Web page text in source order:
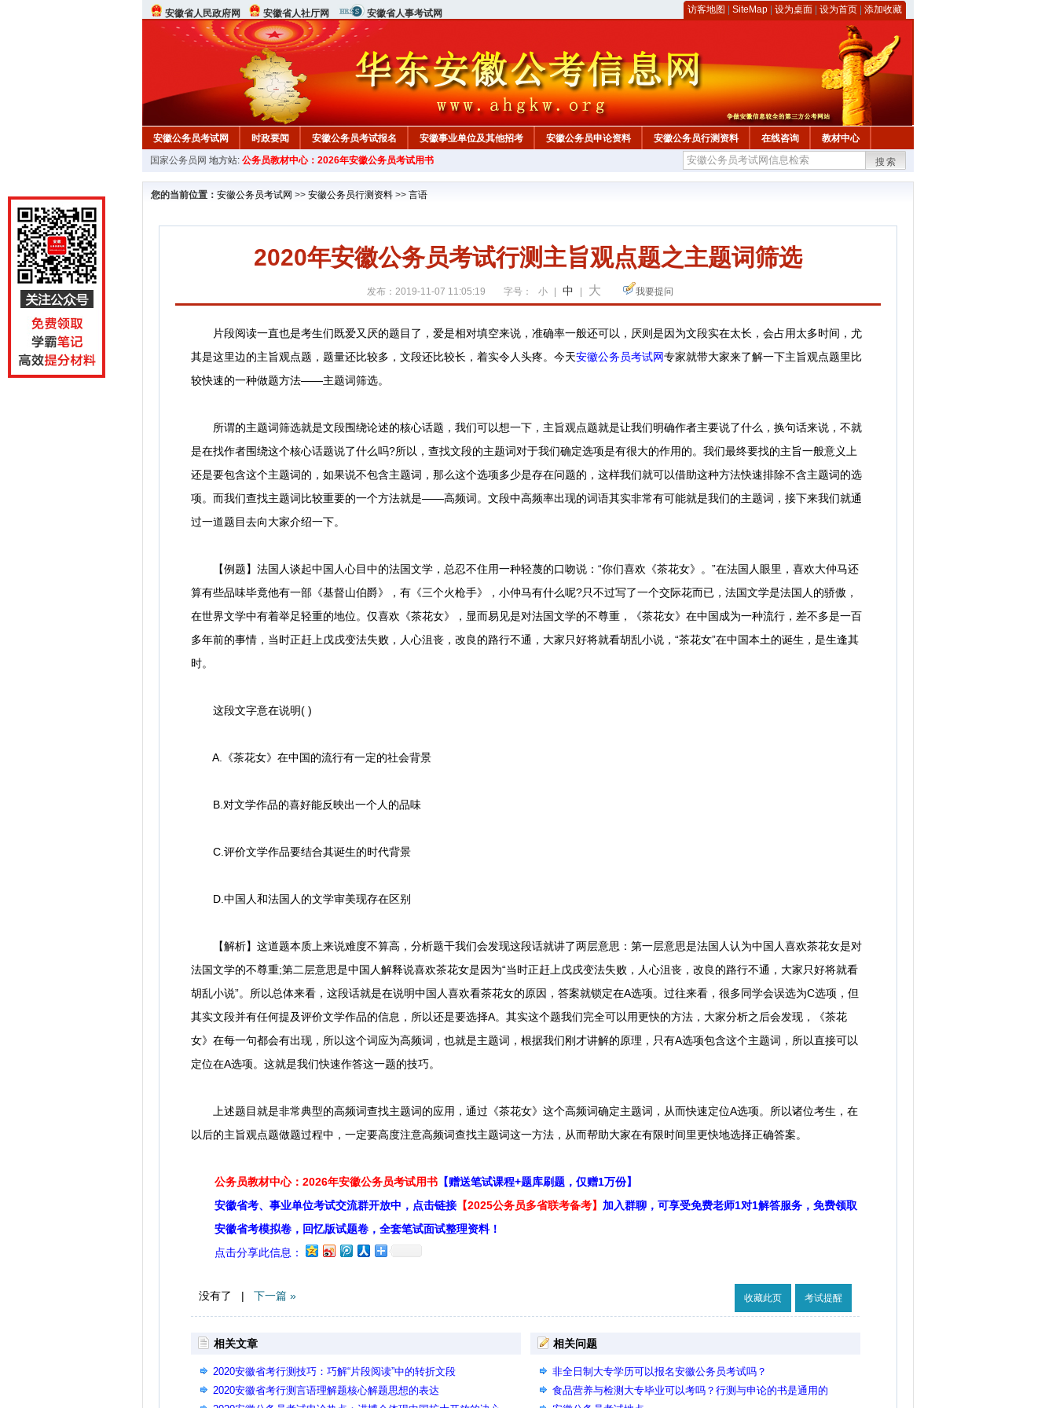
安徽省人民政府网 安徽省人社厅网 安徽省人事考试网 访客地图 SiteMap 设为桌面 设为首页 添加收藏
安徽公务员考试网 时政要闻 安徽公务员考试报名 安徽事业单位及其他招考 安徽公务员申论资料 安徽公务员行测资料 在线咨询
教材中心
国家公务员网 地方站: 公务员教材中心：2026年安徽公务员考试用书 搜索
您的当前位置： 安徽公务员考试网 >> 安徽公务员行测资料 >> 言语
2020年安徽公务员考试行测主旨观点题之主题词筛选
发布：2019-11-07 11:05:19 字号： 小 中 大 我要提问
片段阅读一直也是考生们既爱又厌的题目了，爱是相对填空来说，准确率一般还可以，厌则是因为文段实在太长，会占用太多时间，尤
其是这里边的主旨观点题，题量还比较多，文段还比较长，着实令人头疼。今天安徽公务员考试网专家就带大家来了解一下主旨观点题里比
较快速的一种做题方法——主题词筛选。
所谓的主题词筛选就是文段围绕论述的核心话题，我们可以想一下，主旨观点题就是让我们明确作者主要说了什么，换句话来说，不就
是在找作者围绕这个核心话题说了什么吗?所以，查找文段的主题词对于我们确定选项是有很大的作用的。我们最终要找的主旨一般意义上
还是要包含这个主题词的，如果说不包含主题词，那么这个选项多少是存在问题的，这样我们就可以借助这种方法快速排除不含主题词的选
项。而我们查找主题词比较重要的一个方法就是——高频词。文段中高频率出现的词语其实非常有可能就是我们的主题词，接下来我们就通
过一道题目去向大家介绍一下。
【例题】法国人谈起中国人心目中的法国文学，总忍不住用一种轻蔑的口吻说：“你们喜欢《茶花女》。”在法国人眼里，喜欢大仲马还
算有些品味毕竟他有一部《基督山伯爵》，有《三个火枪手》，小仲马有什么呢?只不过写了一个交际花而已，法国文学是法国人的骄傲，
在世界文学中有着举足轻重的地位。仅喜欢《茶花女》，显而易见是对法国文学的不尊重，《茶花女》在中国成为一种流行，差不多是一百
多年前的事情，当时正赶上戊戌变法失败，人心沮丧，改良的路行不通，大家只好将就看胡乱小说，“茶花女”在中国本土的诞生，是生逢其
时。
这段文字意在说明( )
A.《茶花女》在中国的流行有一定的社会背景
B.对文学作品的喜好能反映出一个人的品味
C.评价文学作品要结合其诞生的时代背景
D.中国人和法国人的文学审美现存在区别
【解析】这道题本质上来说难度不算高，分析题干我们会发现这段话就讲了两层意思：第一层意思是法国人认为中国人喜欢茶花女是对
法国文学的不尊重;第二层意思是中国人解释说喜欢茶花女是因为“当时正赶上戊戌变法失败，人心沮丧，改良的路行不通，大家只好将就看
胡乱小说”。所以总体来看，这段话就是在说明中国人喜欢看茶花女的原因，答案就锁定在A选项。过往来看，很多同学会误选为C选项，但
其实文段并有任何提及评价文学作品的信息，所以还是要选择A。其实这个题我们完全可以用更快的方法，大家分析之后会发现，《茶花
女》在每一句都会有出现，所以这个词应为高频词，也就是主题词，根据我们刚才讲解的原理，只有A选项包含这个主题词，所以直接可以
定位在A选项。这就是我们快速作答这一题的技巧。
上述题目就是非常典型的高频词查找主题词的应用，通过《茶花女》这个高频词确定主题词，从而快速定位A选项。所以诸位考生，在
以后的主旨观点题做题过程中，一定要高度注意高频词查找主题词这一方法，从而帮助大家在有限时间里更快地选择正确答案。
公务员教材中心：2026年安徽公务员考试用书 【赠送笔试课程+题库刷题，仅赠1万份】
安徽省考、事业单位考试交流群开放中，点击链接 【2025公务员多省联考备考】 加入群聊，可享受免费老师1对1解答服务，免费领取
安徽省考模拟卷，回忆版试题卷，全套笔试面试整理资料！
点击分享此信息：
没有了 | 下一篇 » 收藏此页 考试提醒
相关文章
2020安徽省考行测技巧：巧解“片段阅读”中的转折文段
2020安徽省考行测言语理解题核心解题思想的表达
相关问题
非全日制大专学历可以报名安徽公务员考试吗？
食品营养与检测大专毕业可以考吗？行测与申论的书是通用的